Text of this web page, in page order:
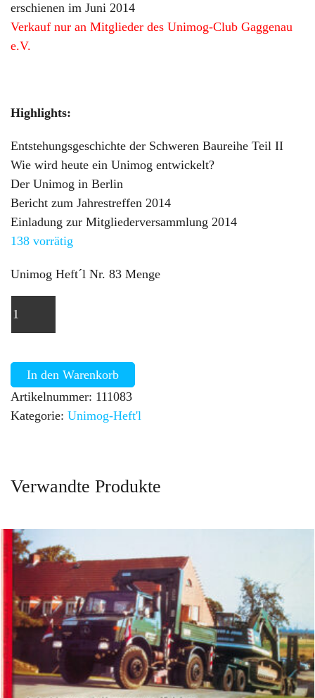
erschienen im Juni 2014
Verkauf nur an Mitglieder des Unimog-Club Gaggenau
e.V.
Highlights:
Entstehungsgeschichte der Schweren Baureihe Teil II
Wie wird heute ein Unimog entwickelt?
Der Unimog in Berlin
Bericht zum Jahrestreffen 2014
Einladung zur Mitgliederversammlung 2014
138 vorrätig
Unimog Heft´l Nr. 83 Menge
In den Warenkorb
Artikelnummer: 111083
Kategorie: Unimog-Heft'l
Verwandte Produkte